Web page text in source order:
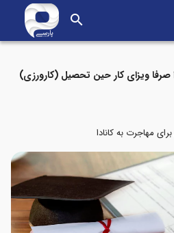
search
ویزای کار حین تحصیل (کارورزی)
مهاجرت به کانادا